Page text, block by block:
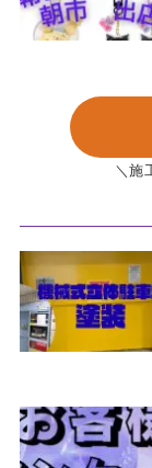
＼施